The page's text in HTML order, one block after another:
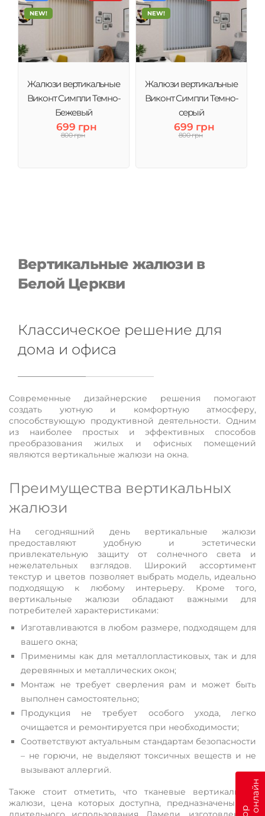
NEW!
Жалюзи вертикальные
Виконт Симпли Темно-
Бежевый
699 грн
800 грн
NEW!
Жалюзи вертикальные
Виконт Симпли Темно-
серый
699 грн
800 грн
Вертикальные жалюзи в
Белой Церкви
Классическое решение для
дома и офиса
Современные дизайнерские решения помогают
создать уютную и комфортную атмосферу,
способствующую продуктивной деятельности. Одним
из наиболее простых и эффективных способов
преобразования жилых и офисных помещений
являются вертикальные жалюзи на окна.
Преимущества вертикальных
жалюзи
На сегодняшний день вертикальные жалюзи
предоставляют удобную и эстетически
привлекательную защиту от солнечного света и
нежелательных взглядов. Широкий ассортимент
текстур и цветов позволяет выбрать модель, идеально
подходящую к любому интерьеру. Кроме того,
вертикальные жалюзи обладают важными для
потребителей характеристиками:
Изготавливаются в любом размере, подходящем для
вашего окна;
Применимы как для металлопластиковых, так и для
деревянных и металлических окон;
Монтаж не требует сверления рам и может быть
выполнен самостоятельно;
Продукция не требует особого ухода, легко
очищается и ремонтируется при необходимости;
Соответствуют актуальным стандартам безопасности
– не горючи, не выделяют токсичных веществ и не
вызывают аллергий.
Также стоит отметить, что тканевые вертикальные
жалюзи, цена которых доступна, предназначены для